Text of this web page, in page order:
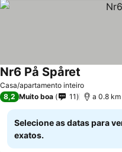
Casa/apartamento inteiro
Nr6 På Spåret
8,2 Muito boa 11 a 0.8
Selecione as datas para
exatos.